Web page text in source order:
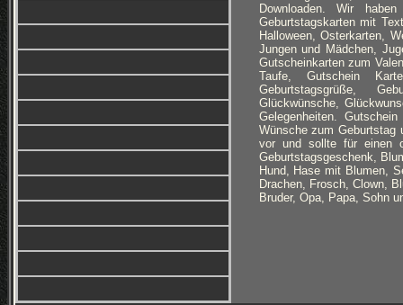
Downloaden. Wir
Geburtstagskarten mit
Halloween, Osterkarten,
Jungen und Mädchen,
Gutscheinkarten zum
Taufe, Gutschein
Geburtstagsgrüße,
Glückwünsche,
Gelegenheiten.
Wünsche zum Geburtstag
vor und sollte für einen
Geburtstagsgeschenk,
Hund, Hase mit Blumen,
Drachen, Frosch, Clown,
Bruder, Opa, Papa, Sohn